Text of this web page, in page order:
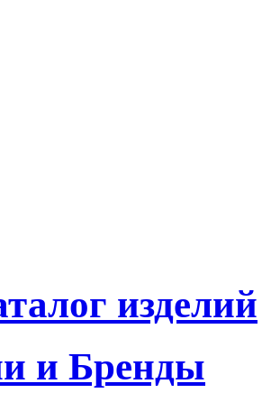
изделий
и Бренды